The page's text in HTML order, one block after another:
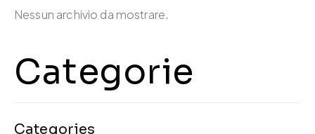
Nessun archivio da mostrare.
Categorie